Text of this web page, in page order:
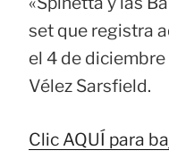
set que registra
el 4 de
Vélez Sarsfield.
Clic AQUÍ para